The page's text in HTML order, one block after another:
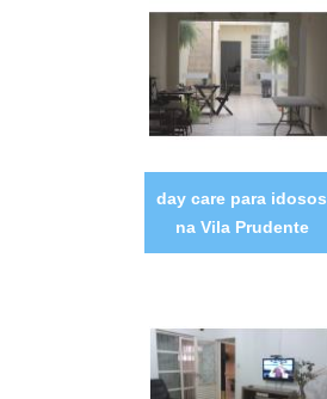
day care para idosos
na Vila Prudente